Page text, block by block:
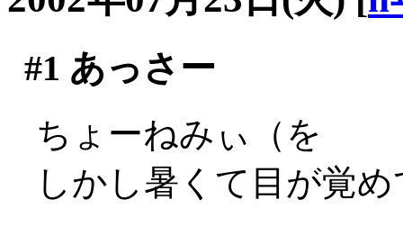
#1 あっさー
ちょーねみぃ（を
しかし暑くて目が覚